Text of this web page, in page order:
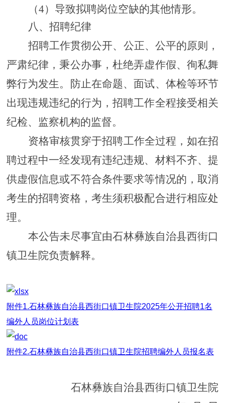
（4） 导致拟聘岗位空缺的其他情形。
八、招聘纪律
招聘工作贯彻公开、公正、公平的原则，
严肃纪律，秉公办事，杜绝弄虚作假、徇私舞
弊行为发生。防止在命题、面试、体检等环节
出现违规违纪的行为，招聘工作全程接受相关
纪检、监察机构的监督。
资格审核贯穿于招聘工作全过程，如在招
聘过程中一经发现有违纪违规、材料不齐、提
供虚假信息或不符合条件要求等情况的，取消
考生的招聘资格，考生须积极配合进行相应处
理。
本公告未尽事宜由石林彝族自治县西街口
镇卫生院负责解释。
附件1.石林彝族自治县西街口镇卫生院2025年公开招聘1名
编外人员岗位计划表
附件2.石林彝族自治县西街口镇卫生院招聘编外人员报名表
石林彝族自治县西街口镇卫生院